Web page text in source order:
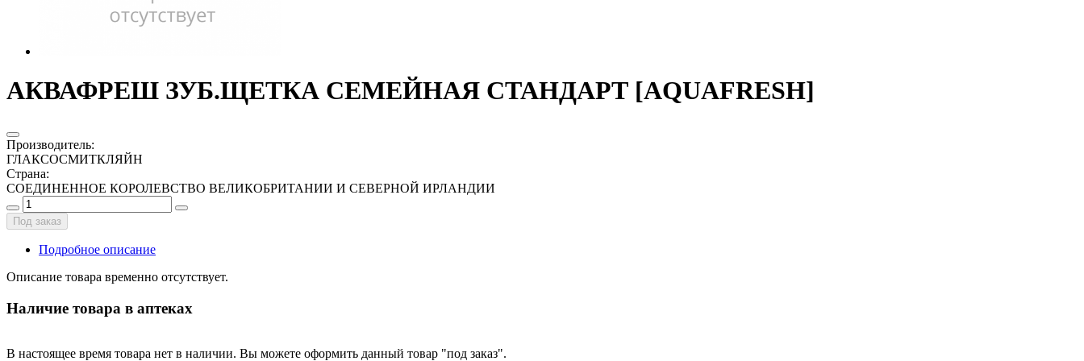
АКВАФРЕШ ЗУБ.ЩЕТКА СЕМЕЙНАЯ СТАНДАРТ [AQUAFRESH]
Производитель:
ГЛАКСОСМИТКЛЯЙН
Страна:
СОЕДИНЕННОЕ КОРОЛЕВСТВО ВЕЛИКОБРИТАНИИ И СЕВЕРНОЙ ИРЛАНДИИ
Под заказ
Подробное описание
Описание товара временно отсутствует.
Наличие товара в аптеках
В настоящее время товара нет в наличии. Вы можете оформить данный товар "под заказ".